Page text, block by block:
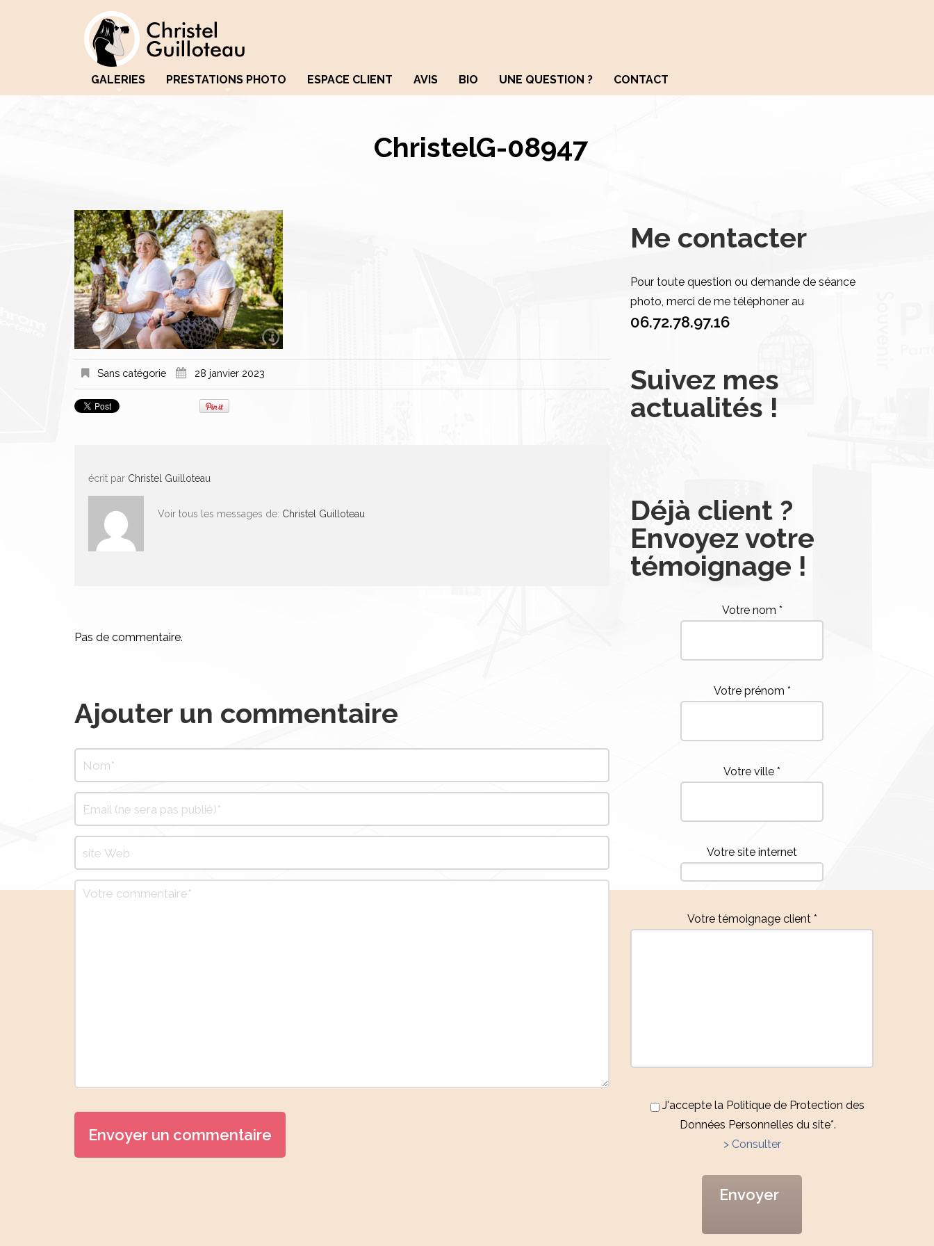
GALERIES PRESTATIONS PHOTO ESPACE CLIENT AVIS BIO UNE QUESTION ? CONTACT
ChristelG-08947
Sans catégorie 28 janvier 2023
écrit par Christel Guilloteau
Voir tous les messages de: Christel Guilloteau
Pas de commentaire.
Ajouter un commentaire
Me contacter
Pour toute question ou demande de séance
photo, merci de me téléphoner au
06.72.78.97.16
Suivez mes
actualités !
Déjà client ?
Envoyez votre
témoignage !
Votre nom *
Votre prénom *
Votre ville *
Votre site internet
Votre témoignage client *
J'accepte la Politique de Protection des
Données Personnelles du site*.
> Consulter